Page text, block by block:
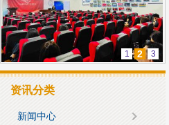
1 2 3
资讯分类
新闻中心